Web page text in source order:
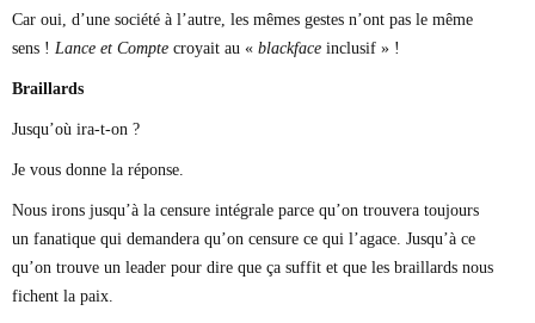
Car oui, d’une société à l’autre, les mêmes gestes n’ont pas le même
sens ! Lance et Compte croyait au « blackface inclusif » !
Braillards
Jusqu’où ira-t-on ?
Je vous donne la réponse.
Nous irons jusqu’à la censure intégrale parce qu’on trouvera toujours
un fanatique qui demandera qu’on censure ce qui l’agace. Jusqu’à ce
qu’on trouve un leader pour dire que ça suffit et que les braillards nous
fichent la paix.